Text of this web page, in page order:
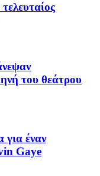
του θεάτρου
για έναν
Gaye